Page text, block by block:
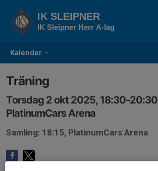
Kalender
IK SLEIPNER
IK Sleipner Herr A-lag
Träning
Torsdag 2 okt 2025, 18:30-20:30
PlatinumCars Arena
Samling: 18:15, PlatinumCars Arena